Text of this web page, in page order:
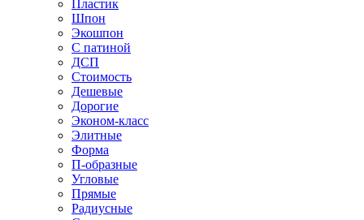
Пластик
Шпон
Экошпон
С патиной
ДСП
Стоимость
Дешевые
Дорогие
Эконом-класс
Элитные
Форма
П-образные
Угловые
Прямые
Радиусные